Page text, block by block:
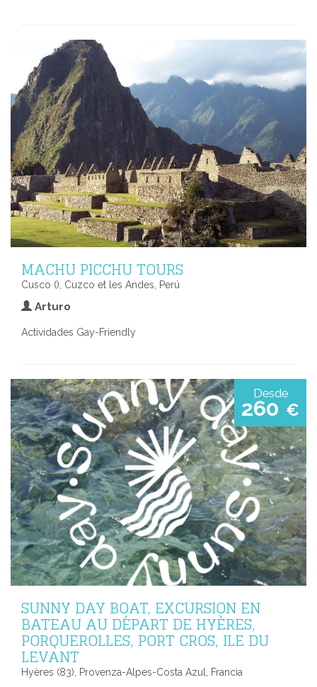
MACHU PICCHU TOURS
Cusco (), Cuzco et les Andes, Perú
Arturo
Actividades Gay-Friendly
Desde
260 €
SUNNY DAY BOAT, EXCURSION EN
BATEAU AU DÉPART DE HYÈRES,
PORQUEROLLES, PORT CROS, ILE DU
LEVANT
Hyères (83), Provenza-Alpes-Costa Azul, Francia